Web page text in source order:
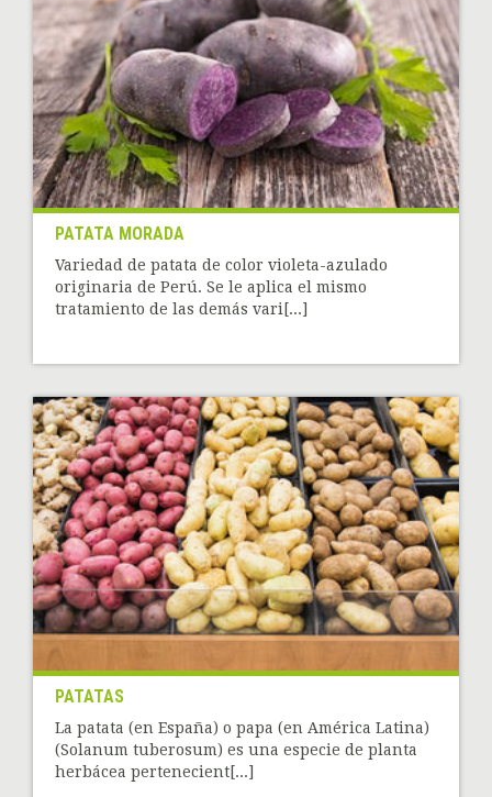
PATATA MORADA
Variedad de patata de color violeta-azulado
originaria de Perú. Se le aplica el mismo
tratamiento de las demás vari[...]
PATATAS
La patata (en España) o papa (en América Latina)
(Solanum tuberosum) es una especie de planta
herbácea pertenecient[...]